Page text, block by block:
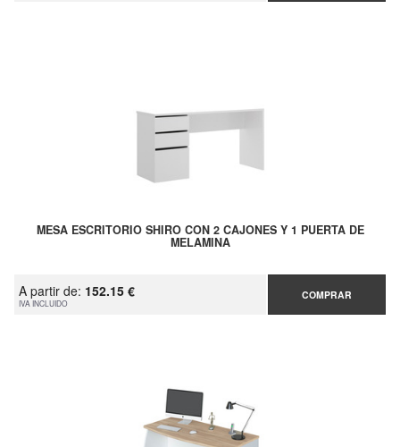
MESA ESCRITORIO SHIRO CON 2 CAJONES Y 1 PUERTA DE
MELAMINA
A partir de: 152.15 €
IVA INCLUIDO
COMPRAR